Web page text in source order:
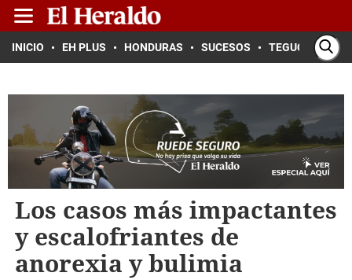
INICIO EH PLUS HONDURAS SUCESOS TEGUCIGALPA
Los casos más impactantes
y escalofriantes de
anorexia y bulimia